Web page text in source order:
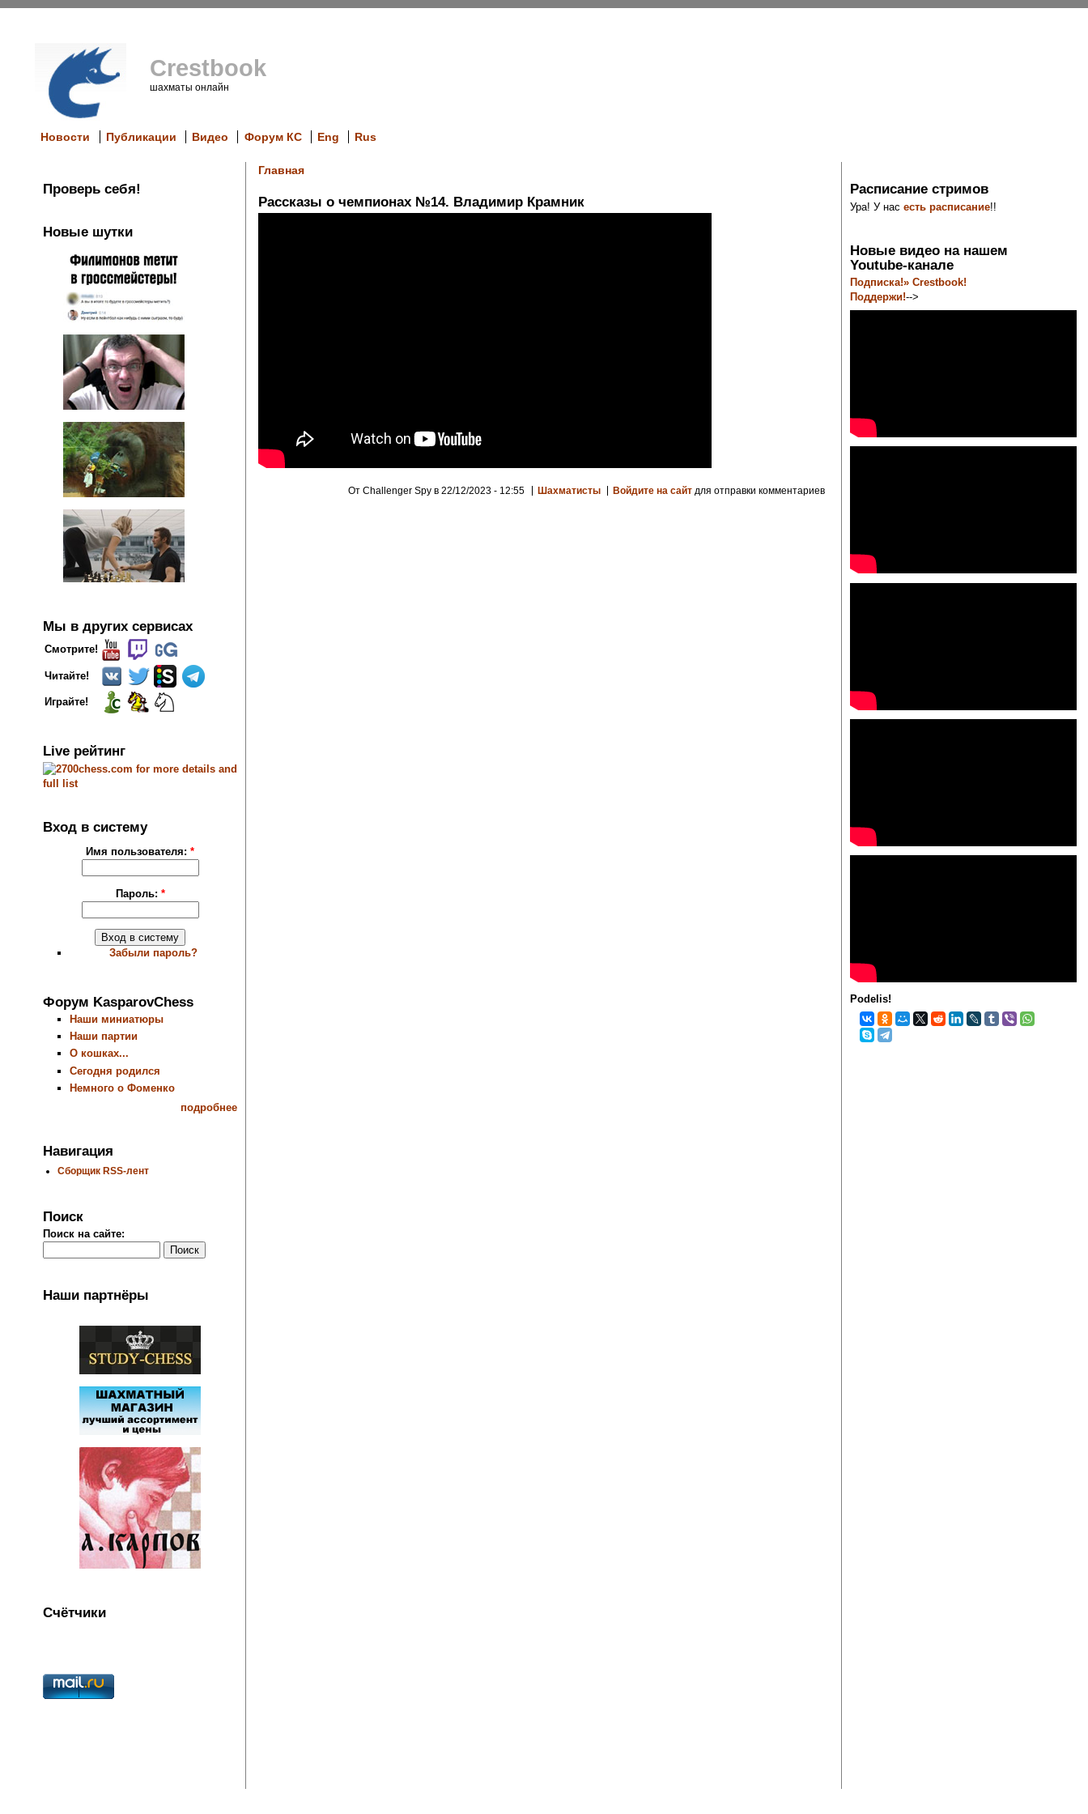
Crestbook
шахматы онлайн
Новости Публикации Видео Форум КС Eng Rus
Проверь себя!
Новые шутки
Мы в других сервисах
Смотрите!
Читайте!
Играйте!
Live рейтинг
Вход в систему
Имя пользователя:*
Пароль: *
Забыли пароль?
Форум KasparovChess
Наши миниатюры
Наши партии
О кошках...
Сегодня родился
Немного о Фоменко
подробнее
Навигация
Сборщик RSS-лент
Поиск
Поиск на сайте:
Наши партнёры
Счётчики
Главная
Рассказы о чемпионах №14. Владимир Крамник
От Challenger Spy в 22/12/2023 - 12:55 Шахматисты Войдите на сайт для отправки комментариев
Расписание стримов
Ура! У насесть расписание!!
Новые видео на нашем
Youtube-канале
Подписка!» Crestbook!
Поддержи!-->
Podelis!